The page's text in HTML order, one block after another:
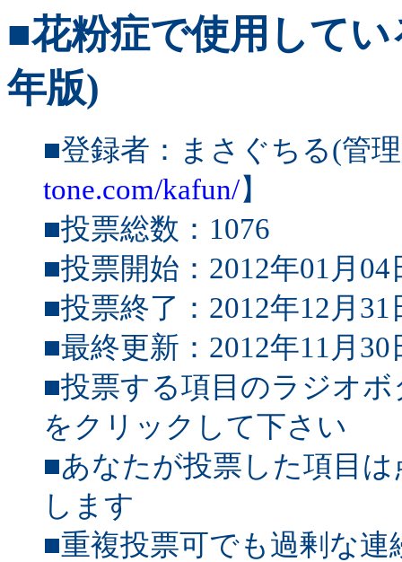
■花粉症で使用して
年版)
■登録者：まさぐちる(管
tone.com/kafun/】
■投票総数：1076
■投票開始：2012年01月04
■投票終了：2012年12月31
■最終更新：2012年11月30
■投票する項目のラジオ
をクリックして下さい
■あなたが投票した項目
します
■重複投票可でも過剰な